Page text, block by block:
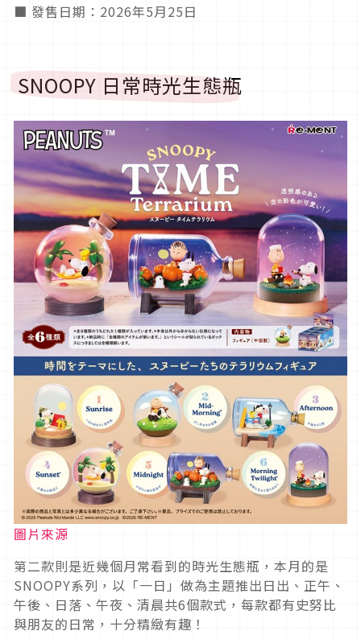
■ 發售日期：2026年5月25日
SNOOPY 日常時光生態瓶
圖片來源
第二款則是近幾個月常看到的時光生態瓶，本月的是
SNOOPY系列，以「一日」做為主題推出日出、正午、
午後、日落、午夜、清晨共6個款式，每款都有史努比
與朋友的日常，十分精緻有趣！